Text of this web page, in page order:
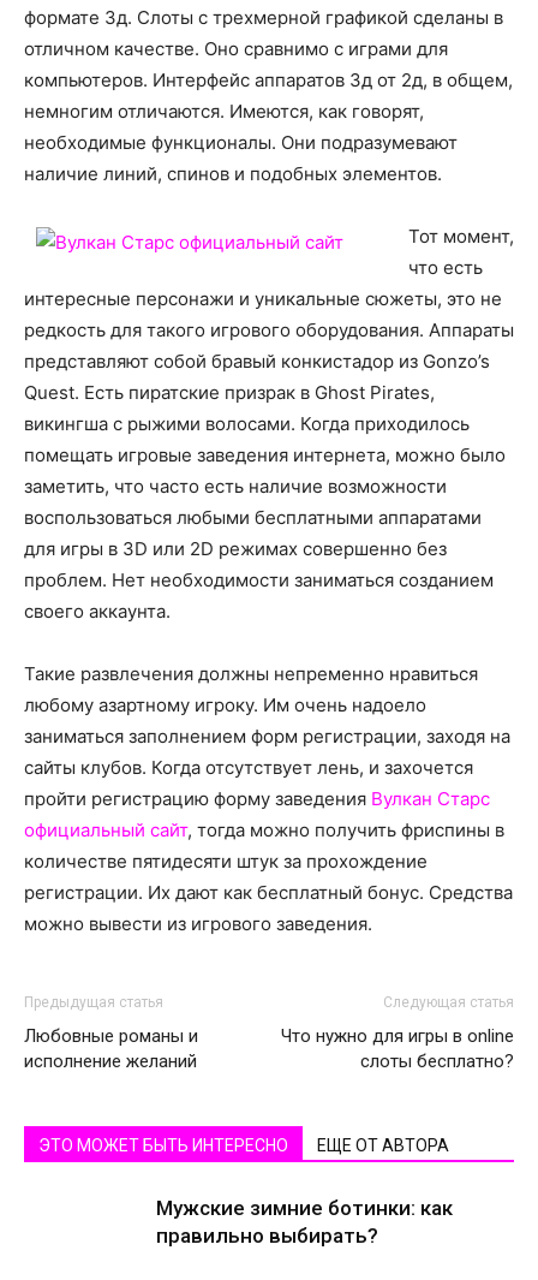
формате 3д. Слоты с трехмерной графикой сделаны в
отличном качестве. Оно сравнимо с играми для
компьютеров. Интерфейс аппаратов 3д от 2д, в общем,
немногим отличаются. Имеются, как говорят,
необходимые функционалы. Они подразумевают
наличие линий, спинов и подобных элементов.
Тот момент,
что есть
интересные персонажи и уникальные сюжеты, это не
редкость для такого игрового оборудования. Аппараты
представляют собой бравый конкистадор из Gonzo’s
Quest. Есть пиратские призрак в Ghost Pirates,
викингша с рыжими волосами. Когда приходилось
помещать игровые заведения интернета, можно было
заметить, что часто есть наличие возможности
воспользоваться любыми бесплатными аппаратами
для игры в 3D или 2D режимах совершенно без
проблем. Нет необходимости заниматься созданием
своего аккаунта.
Такие развлечения должны непременно нравиться
любому азартному игроку. Им очень надоело
заниматься заполнением форм регистрации, заходя на
сайты клубов. Когда отсутствует лень, и захочется
пройти регистрацию форму заведения Вулкан Старс
официальный сайт, тогда можно получить фриспины в
количестве пятидесяти штук за прохождение
регистрации. Их дают как бесплатный бонус. Средства
можно вывести из игрового заведения.
Предыдущая статья
Любовные романы и
исполнение желаний
Следующая статья
Что нужно для игры в online
слоты бесплатно?
ЭТО МОЖЕТ БЫТЬ ИНТЕРЕСНО ЕЩЕ ОТ АВТОРА
Мужские зимние ботинки: как
правильно выбирать?